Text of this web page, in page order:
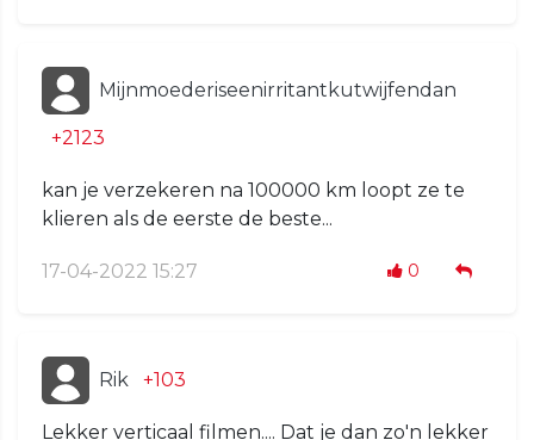
Mijnmoederiseenirritantkutwijfendan
+2123
kan je verzekeren na 100000 km loopt ze te
klieren als de eerste de beste...
17-04-2022 15:27 0
Rik +103
Lekker verticaal filmen.... Dat je dan zo'n lekker